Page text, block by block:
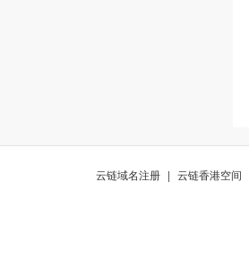
云链域名注册 | 云链香港空间